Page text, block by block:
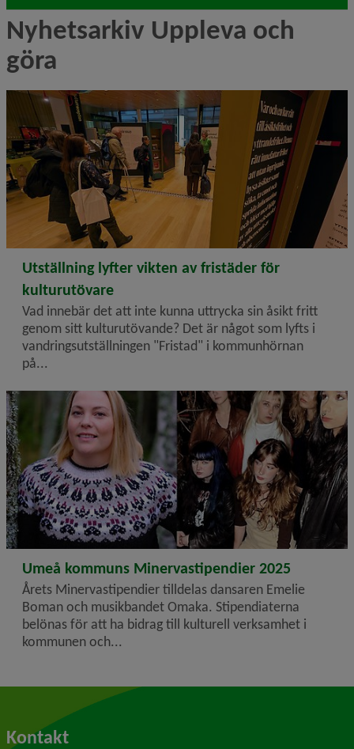
Nyhetsarkiv Uppleva och
göra
2025-11-10
Utställning lyfter vikten av fristäder för
kulturutövare
Vad innebär det att inte kunna uttrycka sin åsikt fritt
genom sitt kultur­utövande? Det är något som lyfts i
vandringsutställningen "Fristad" i kommunhörnan
på...
2025-11-03
Umeå kommuns Minervastipendier 2025
Årets Minervastipendier tilldelas dansaren Emelie
Boman och musikbandet Omaka. Stipendiaterna
belönas för att ha bidrag till kulturell verksamhet i
kommunen och...
Kontakt